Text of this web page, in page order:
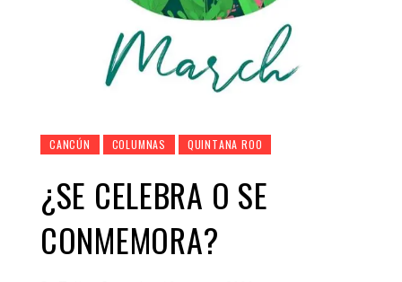
CANCÚN COLUMNAS QUINTANA ROO
¿SE CELEBRA O SE
CONMEMORA?